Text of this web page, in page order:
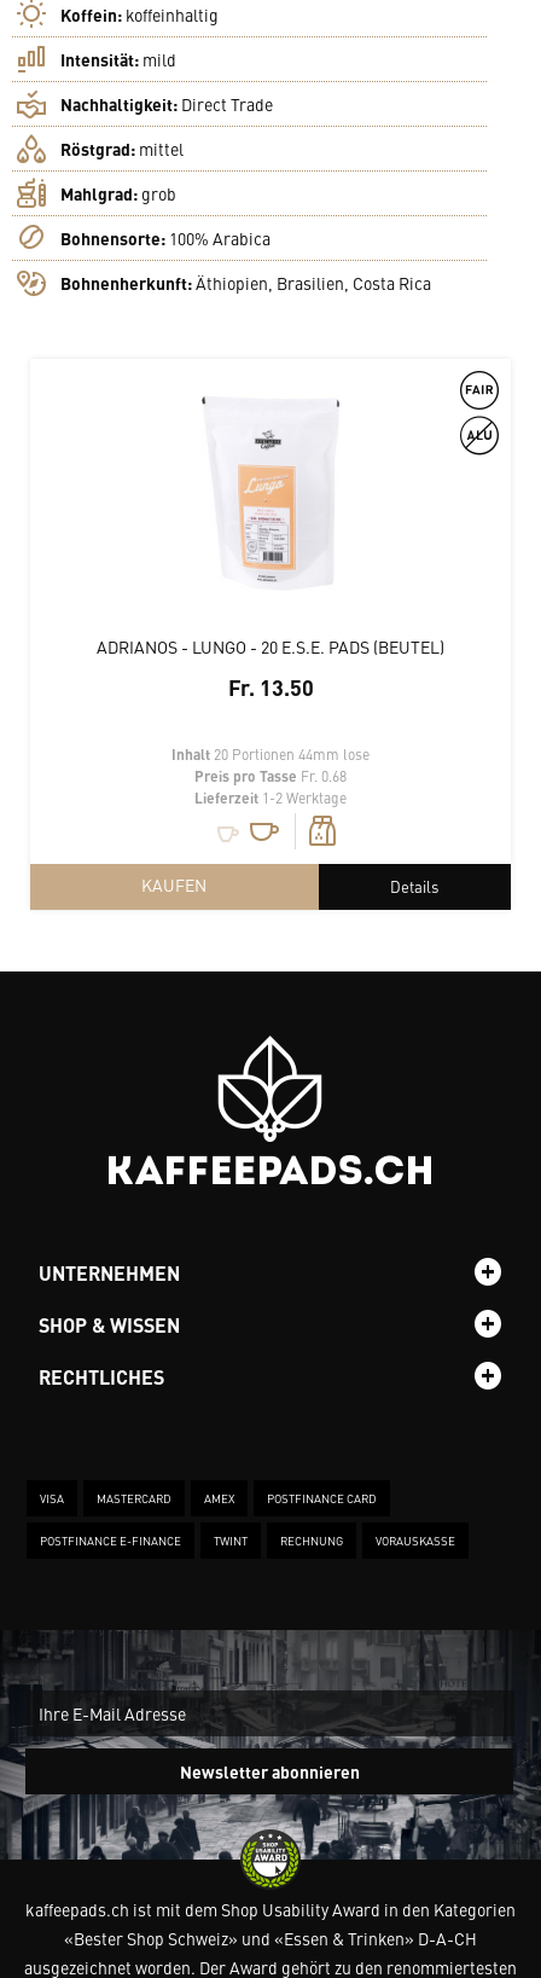
Koffein: koffeinhaltig
Intensität: mild
Nachhaltigkeit: Direct Trade
Röstgrad: mittel
Mahlgrad: grob
Bohnensorte: 100% Arabica
Bohnenherkunft:Äthiopien, Brasilien, Costa Rica
ADRIANOS - LUNGO - 20 E.S.E. PADS (BEUTEL)
Fr. 13.50
Inhalt 20 Portionen 44mm lose
Preis pro Tasse Fr. 0.68
Lieferzeit 1-2 Werktage
Details
KAUFEN
UNTERNEHMEN
SHOP & WISSEN
RECHTLICHES
VISA MASTERCARD AMEX POSTFINANCE CARD
POSTFINANCE E-FINANCE TWINT RECHNUNG VORAUSKASSE
Newsletter abonnieren
kaffeepads.ch ist mit dem Shop Usability Award in den Kategorien
«Bester Shop Schweiz» und «Essen & Trinken» D-A-CH
ausgezeichnet worden. Der Award gehört zu den renommiertesten